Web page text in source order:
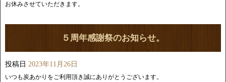
お休みさせていただきます。
５周年感謝祭のお知らせ。
投稿日 2023年11月26日
いつも炭あかりをご利用頂き誠にありがとうございます。